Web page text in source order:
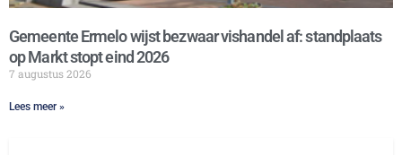
Gemeente Ermelo wijst bezwaar vishandel af: standplaats
op Markt stopt eind 2026
7 augustus 2026
Lees meer »